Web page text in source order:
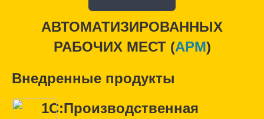
АВТОМАТИЗИРОВАННЫХ
РАБОЧИХ МЕСТ (APM)
Внедренные продукты
1С:Производственная